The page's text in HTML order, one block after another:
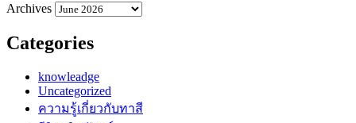
Archives
Categories
knowleadge
Uncategorized
ความรู้เกี่ยวกับทาสี